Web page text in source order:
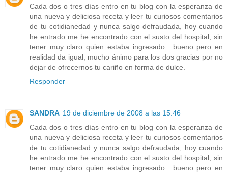
Cada dos o tres días entro en tu blog con la esperanza de
una nueva y deliciosa receta y leer tu curiosos comentarios
de tu cotidianedad y nunca salgo defraudada, hoy cuando
he entrado me he encontrado con el susto del hospital, sin
tener muy claro quien estaba ingresado....bueno pero en
realidad da igual, mucho ánimo para los dos gracias por no
dejar de ofrecernos tu cariño en forma de dulce.
Responder
SANDRA 19 de diciembre de 2008 a las 15:46
Cada dos o tres días entro en tu blog con la esperanza de
una nueva y deliciosa receta y leer tu curiosos comentarios
de tu cotidianedad y nunca salgo defraudada, hoy cuando
he entrado me he encontrado con el susto del hospital, sin
tener muy claro quien estaba ingresado....bueno pero en